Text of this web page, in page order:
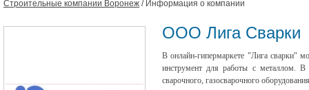
Строительные компании Воронеж / Информация о компании
ООО Лига Сварки
В онлайн-гипермаркете "Лига сварки"
инструмент для работы с металлом. В
сварочного, газосварочного